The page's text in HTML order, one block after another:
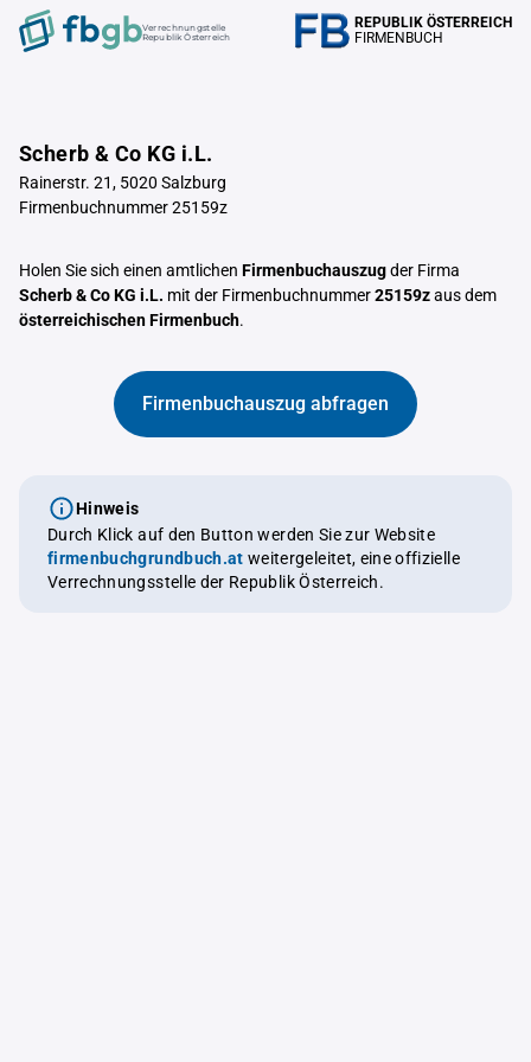
Verrechnungstelle
Republik Österreich
REPUBLIK ÖSTERREICH
FIRMENBUCH
Scherb & Co KG i.L.
Rainerstr. 21, 5020 Salzburg
Firmenbuchnummer 25159z
Holen Sie sich einen amtlichen Firmenbuchauszugder Firma
Scherb & Co KG i.L. mit der Firmenbuchnummer25159zaus dem
österreichischen Firmenbuch.
Firmenbuchauszug abfragen
Hinweis
Durch Klick auf den Button werden Sie zur Website
firmenbuchgrundbuch.at weitergeleitet, eine offizielle
Verrechnungsstelle der Republik Österreich.